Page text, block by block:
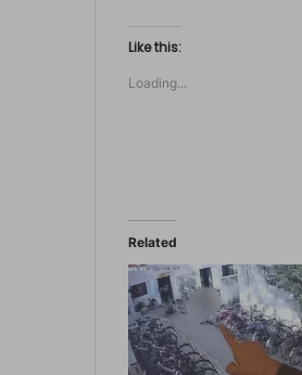
k
t
o
h
b
o
k
(
O
p
e
n
s
i
Like this:
Loading...
Related